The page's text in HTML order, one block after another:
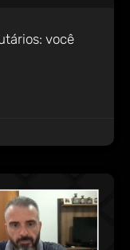
você